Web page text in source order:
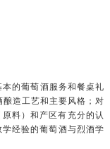
的葡萄酒服务和餐桌礼
造工艺和主要风格；对
料）和产区有充分的认
经验的葡萄酒与烈酒学